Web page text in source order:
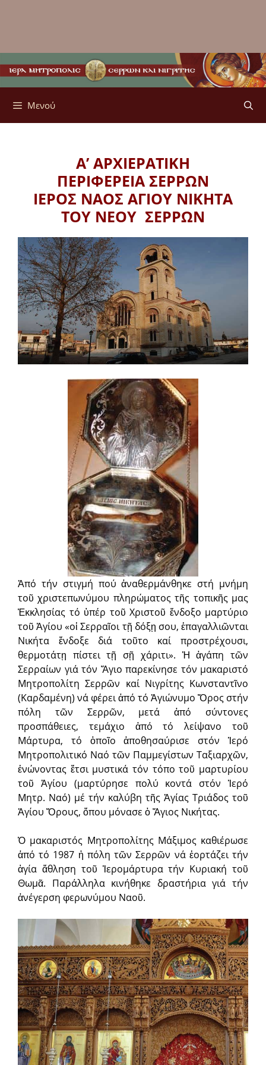
Μενού
Α’ ΑΡΧΙΕΡΑΤΙΚΗ
ΠΕΡΙΦΕΡΕΙΑ ΣΕΡΡΩΝ
ΙΕΡΟΣ ΝΑΟΣ ΑΓΙΟΥ ΝΙΚΗΤΑ
ΤΟΥ ΝΕΟΥ ΣΕΡΡΩΝ
Ἀπό τήν στιγμή πού ἀναθερμάνθηκε στή μνήμη
τοῦ χριστεπωνύμου πληρώματος τῆς τοπικῆς μας
Ἐκκλησίας τό ὑπέρ τοῦ Χριστοῦ ἔνδοξο μαρτύριο
τοῦ Ἁγίου «οἱ Σερραῖοι τῇ δόξῃ σου, ἐπαγαλλιῶνται
Νικήτα ἔνδοξε διά τοῦτο καί προστρέχουσι,
θερμοτάτῃ πίστει τῇ σῇ χάριτι». Ἡ ἀγάπη τῶν
Σερραίων γιά τόν Ἅγιο παρεκίνησε τόν μακαριστό
Μητροπολίτη Σερρῶν καί Νιγρίτης Κωνσταντῖνο
(Καρδαμένη) νά φέρει ἀπό τό Ἁγιώνυμο Ὄρος στήν
πόλη τῶν Σερρῶν, μετά ἀπό σύντονες
προσπάθειες, τεμάχιο ἀπό τό λείψανο τοῦ
Μάρτυρα, τό ὁποῖο ἀποθησαύρισε στόν Ἱερό
Μητροπολιτικό Ναό τῶν Παμμεγίστων Ταξιαρχῶν,
ἑνώνοντας ἔτσι μυστικά τόν τόπο τοῦ μαρτυρίου
τοῦ Ἁγίου (μαρτύρησε πολύ κοντά στόν Ἱερό
Μητρ. Ναό) μέ τήν καλύβη τῆς Ἁγίας Τριάδος τοῦ
Ἁγίου Ὄρους, ὅπου μόνασε ὁ Ἅγιος Νικήτας.
Ὁ μακαριστός Μητροπολίτης Μάξιμος καθιέρωσε
ἀπό τό 1987 ἡ πόλη τῶν Σερρῶν νά ἑορτάζει τήν
ἁγία ἄθληση τοῦ Ἱερομάρτυρα τήν Κυριακή τοῦ
Θωμᾶ. Παράλληλα κινήθηκε δραστήρια γιά τήν
ἀνέγερση φερωνύμου Ναοῦ.